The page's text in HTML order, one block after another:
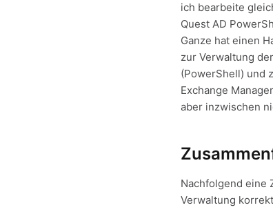
ich bearbeite
Quest AD
Ganze hat einen
zur Verwaltung
(PowerShell) und
Exchange
aber inzwischen
Nachfolgend eine
Verwaltung